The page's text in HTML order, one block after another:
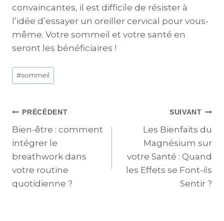
convaincantes, il est difficile de résister à
l’idée d’essayer un oreiller cervical pour vous-
même. Votre sommeil et votre santé en
seront les bénéficiaires !
#sommeil
PRÉCÉDENT
Bien-être : comment
intégrer le
breathwork dans
votre routine
quotidienne ?
SUIVANT
Les Bienfaits du
Magnésium sur
votre Santé : Quand
les Effets se Font-ils
Sentir ?